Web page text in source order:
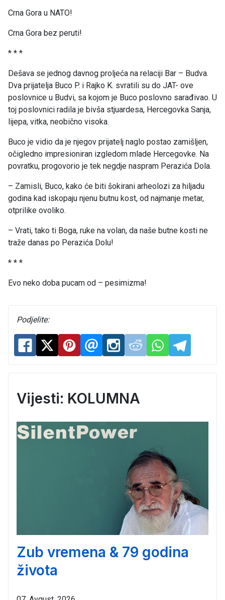
Crna Gora u NATO!
Crna Gora bez peruti!
* * *
Dešava se jednog davnog proljeća na relaciji Bar – Budva.
Dva prijatelja Buco P. i Rajko K. svratili su do JAT- ove
poslovnice u Budvi, sa kojom je Buco poslovno sarađivao. U
toj poslovnici radila je bivša stjuardesa, Hercegovka Sanja,
lijepa, vitka, neobično visoka.
Buco je vidio da je njegov prijatelj naglo postao zamišljen,
očigledno impresioniran izgledom mlade Hercegovke. Na
povratku, progovorio je tek negdje naspram Perazića Dola.
– Zamisli, Buco, kako će biti šokirani arheolozi za hiljadu
godina kad iskopaju njenu butnu kost, od najmanje metar,
otprilike ovoliko.
– Vrati, tako ti Boga, ruke na volan, da naše butne kosti ne
traže danas po Perazića Dolu!
* * *
Evo neko doba pucam od – pesimizma!
Podjelite:
Vijesti: KOLUMNA
Zub vremena & 79 godina
života